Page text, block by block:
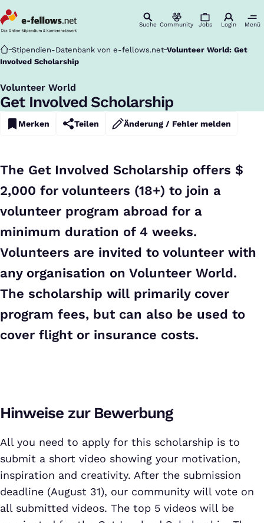
Suche Community Jobs Login Menü
Startseite
Stipendien-Datenbank von e-fellows.net Volunteer World: Get
Involved Scholarship
Volunteer World
:
Get Involved Scholarship
Merken Teilen Änderung / Fehler melden
The Get Involved Scholarship offers $
2,000 for volunteers (18+) to join a
volunteer program abroad for a
minimum duration of 4 weeks.
Volunteers are invited to volunteer with
any organisation on Volunteer World.
The scholarship will primarily cover
program fees, but can also be used to
cover flight or insurance costs.
Hinweise zur Bewerbung
All you need to apply for this scholarship is to
submit a short video showing your motivation,
inspiration and creativity. After the submission
deadline (August 31), our community will vote on
all submitted videos. The top 5 videos will be